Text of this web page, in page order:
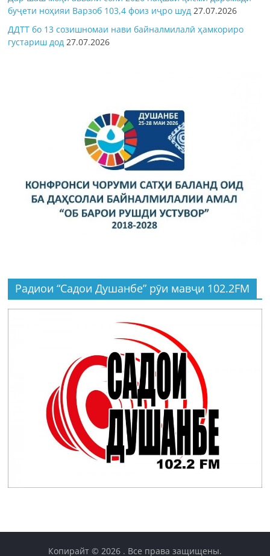
буҷети ноҳияи Варзоб 103,4 фоиз иҷро шуд 27.07.2026
ДДТТ бо 13 созишномаи нави байналмилалӣ ҳамкориро
густариш дод 27.07.2026
Радиои “Садои Душанбе” рӯи мавҷи 102.2FM
Копирайт © 2026 . Все права защищены.